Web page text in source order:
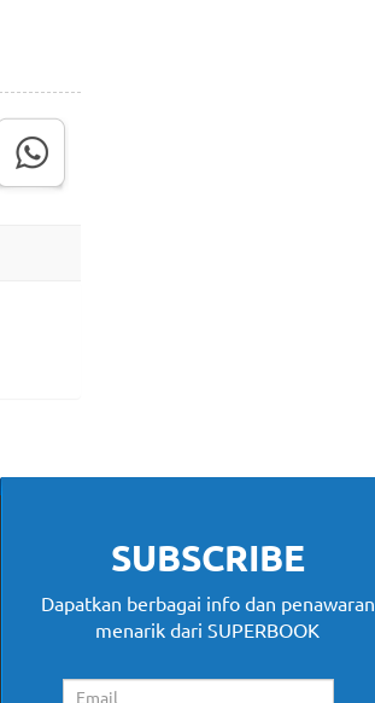
SUBSCRIBE
Dapatkan berbagai info dan penawaran
menarik dari SUPERBOOK